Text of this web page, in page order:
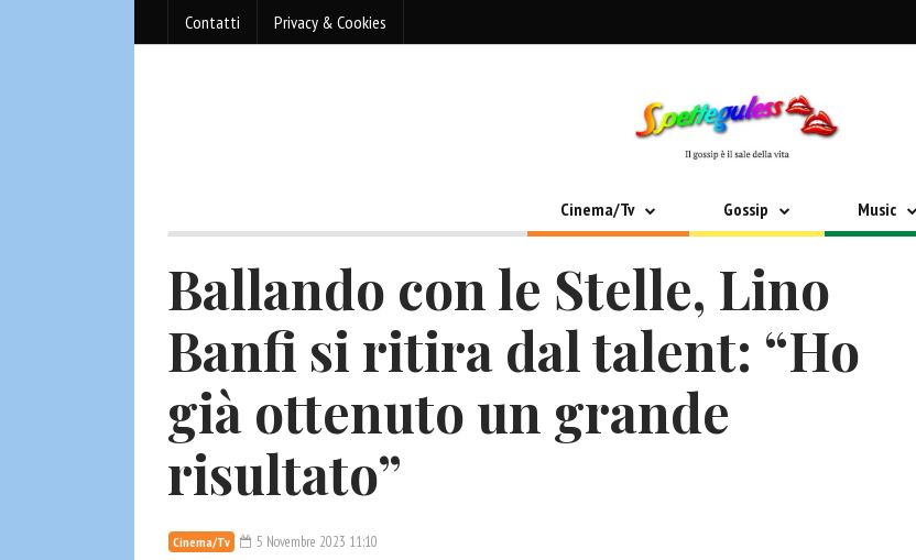
Contatti Privacy & Cookies
Cinema/Tv Gossip Music
Ballando con le Stelle, Lino
Banfi si ritira dal talent: “Ho
già ottenuto un grande
risultato”
Cinema/Tv 5 Novembre 2023 11:10